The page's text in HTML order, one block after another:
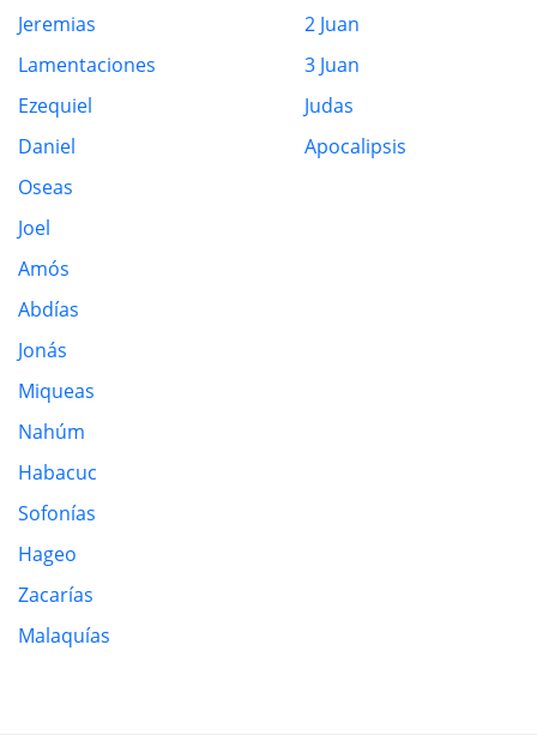
Jeremias
Lamentaciones
Ezequiel
Daniel
Oseas
Joel
Amós
Abdías
Jonás
Miqueas
Nahúm
Habacuc
Sofonías
Hageo
Zacarías
Malaquías
2 Juan
3 Juan
Judas
Apocalipsis